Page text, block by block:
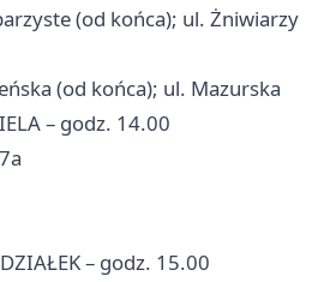
(od końca); ul. Żniwiarzy
(od końca); ul. Mazurska
– godz. 14.00
– godz. 15.00